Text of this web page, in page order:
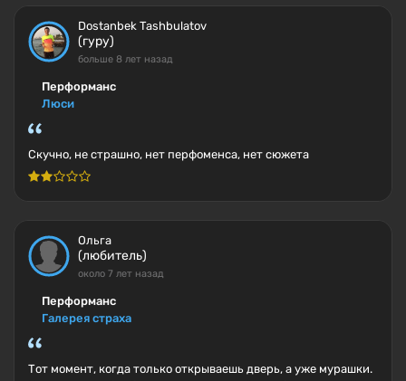
Dostanbek Tashbulatov
(гуру)
больше 8 лет назад
Перформанс
Люси
Скучно, не страшно, нет перфоменса, нет сюжета
Ольга
(любитель)
около 7 лет назад
Перформанс
Галерея страха
Тот момент, когда только открываешь дверь, а уже мурашки.